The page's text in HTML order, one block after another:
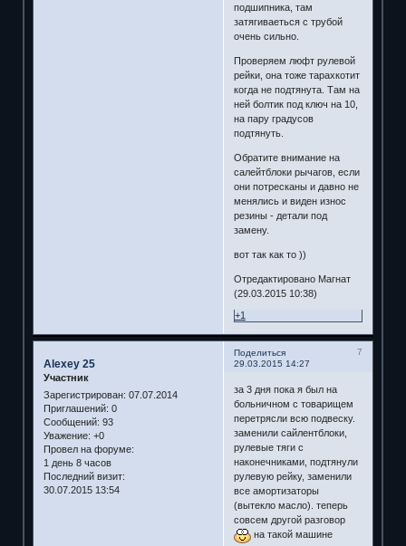
подшипника, там
затягиваеться с трубой
очень сильно.
Проверяем люфт рулевой
рейки, она тоже тарахкотит
когда не подтянута. Там на
ней болтик под ключ на 10,
на пару градусов
подтянуть.
Обратите внимание на
салейтблоки рычагов, если
они потресканы и давно не
менялись и виден износ
резины - детали под
замену.
вот так как то ))
Отредактировано Магнат
(29.03.2015 10:38)
+1
Поделиться
7
29.03.2015 14:27
Alexey 25
Участник
Зарегистрирован: 07.07.2014
Приглашений: 0
Сообщений: 93
Уважение: +0
Провел на форуме:
1 день 8 часов
Последний визит:
30.07.2015 13:54
за 3 дня пока я был на
больничном с товарищем
перетрясли всю подвеску.
заменили сайлентблоки,
рулевые тяги с
наконечниками, подтянули
рулевую рейку, заменили
все амортизаторы
(вытекло масло). теперь
совсем другой разговор
на такой машине